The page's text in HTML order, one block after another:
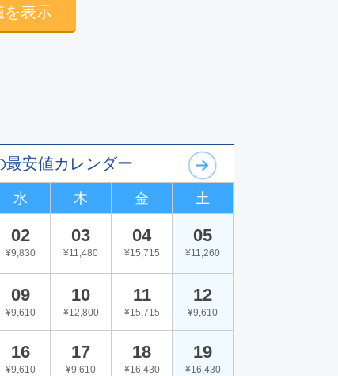
を表示
最安値カレンダー
水 木 金 土
02
¥9,830
03
¥11,480
04
¥15,715
05
¥11,260
09
¥9,610
10
¥12,800
11
¥15,715
12
¥9,610
16
¥9,610
17
¥9,610
18
¥16,430
19
¥16,430